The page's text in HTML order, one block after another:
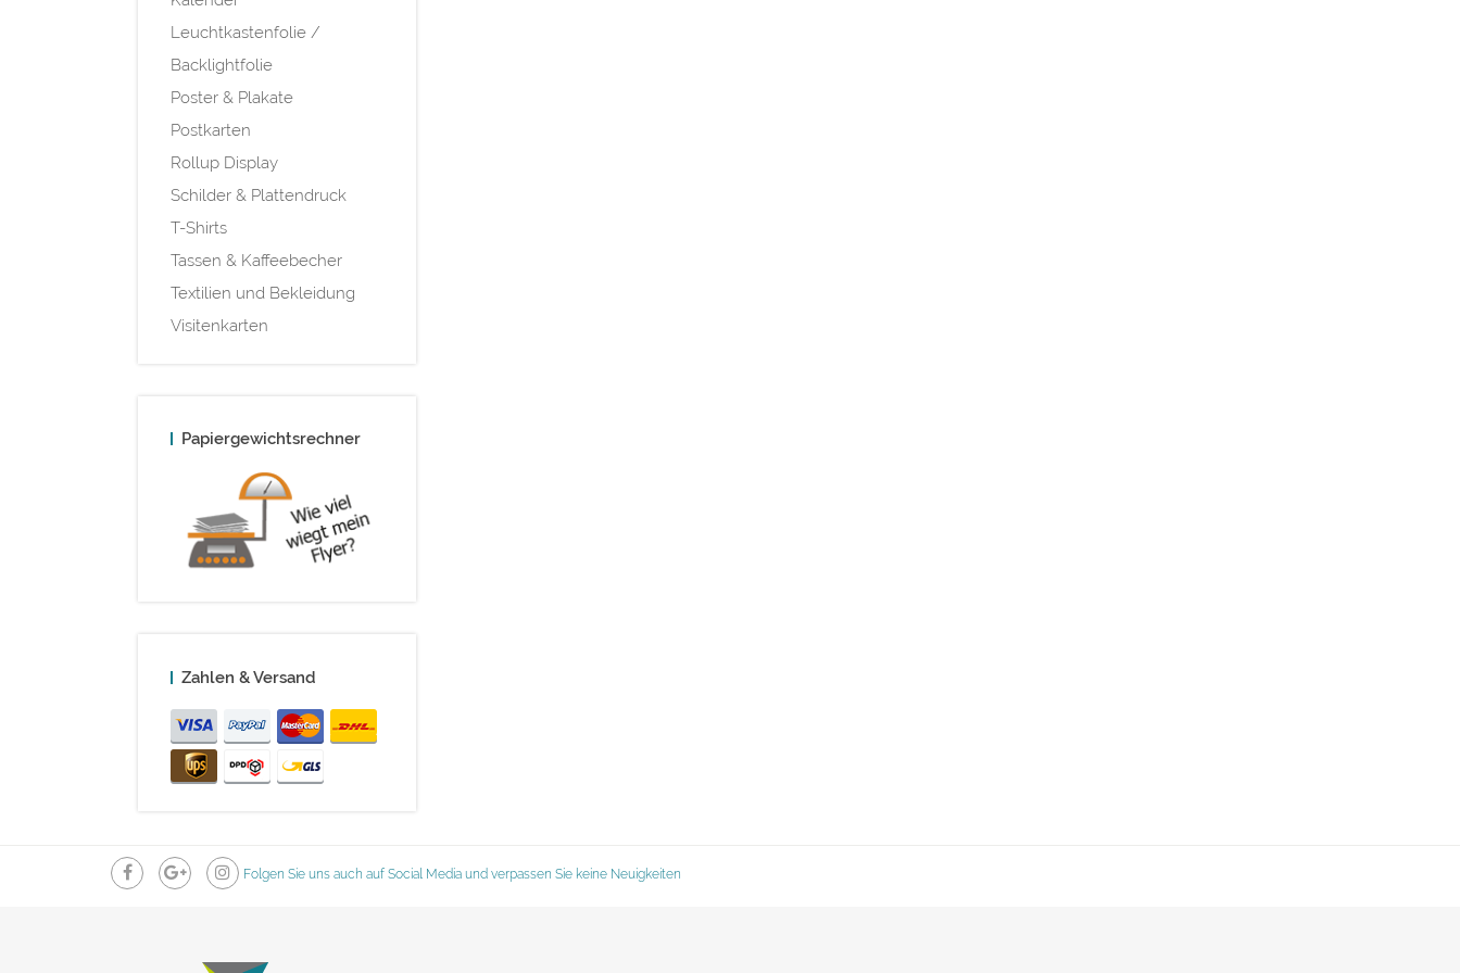
Leuchtkastenfolie /
Backlightfolie
Poster & Plakate
Postkarten
Rollup Display
Schilder & Plattendruck
T-Shirts
Tassen & Kaffeebecher
Textilien und Bekleidung
Visitenkarten
Papiergewichtsrechner
Zahlen & Versand
Folgen Sie uns auch auf Social Media und verpassen Sie keine Neuigkeiten